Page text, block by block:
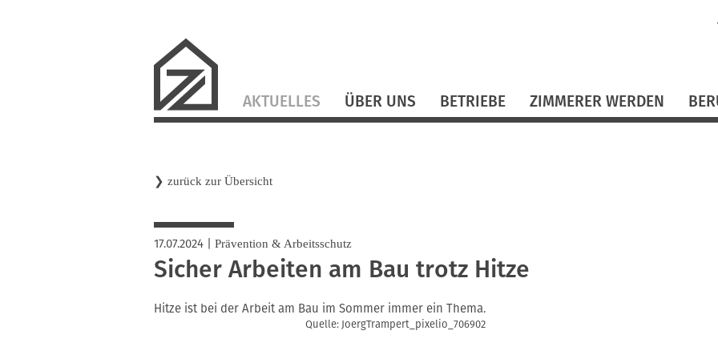
überspringen
AKTUELLES ÜBER UNS BETRIEBE ZIMMERER WERDEN
❯ zurück zur Übersicht
17.07.2024| Prävention & Arbeitsschutz
Sicher Arbeiten am Bau trotz Hitze
Hitze ist bei der Arbeit am Bau im Sommer immer ein Thema.
Quelle: JoergTrampert_pixelio_706902